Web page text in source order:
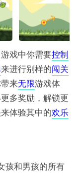
戏中你需要控制
来进行别样的闯关
来无限游戏体
多奖励，解锁更
体验其中的欢乐
孩和男孩的所有